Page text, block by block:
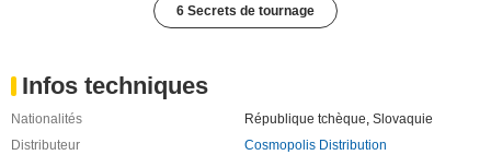
6 Secrets de tournage
Infos techniques
Nationalités République tchèque, Slovaquie
Distributeur
Cosmopolis Distribution